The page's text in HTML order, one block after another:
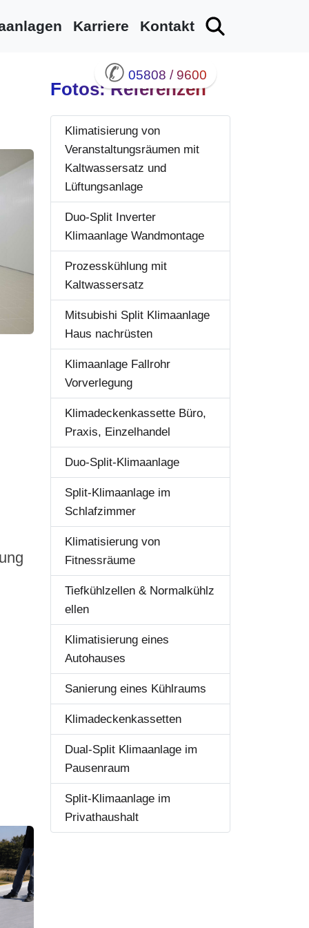
Karriere Kontakt
✆ 05808 / 9600
Fotos: Referenzen
Klimatisierung von
Veranstaltungsräumen mit
Kaltwassersatz und
Lüftungsanlage
Duo-Split Inverter
Klimaanlage Wandmontage
Prozesskühlung mit
Kaltwassersatz
Mitsubishi Split Klimaanlage
Haus nachrüsten
Klimaanlage Fallrohr
Vorverlegung
Klimadeckenkassette Büro,
Praxis, Einzelhandel
Duo-Split-Klimaanlage
Split-Klimaanlage im
Schlafzimmer
Klimatisierung von
Fitnessräume
Tiefkühlzellen & Normalkühlz
ellen
Klimatisierung eines
Autohauses
Sanierung eines Kühlraums
Klimadeckenkassetten
Dual-Split Klimaanlage im
Pausenraum
Split-Klimaanlage im
Privathaushalt